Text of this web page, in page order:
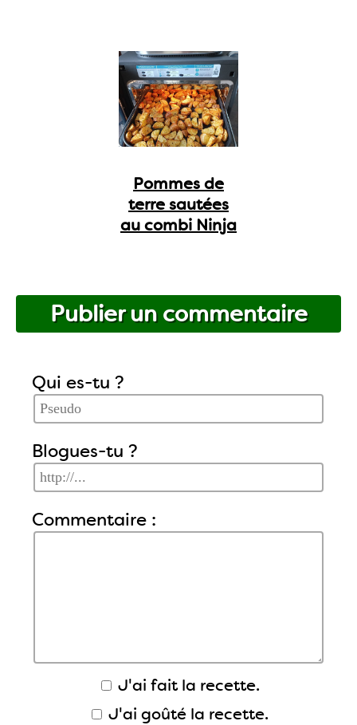
Pommes de
terre sautées
au combi Ninja
Publier un commentaire
Qui es-tu ?
Blogues-tu ?
Commentaire :
J'ai fait la recette.
J'ai goûté la recette.